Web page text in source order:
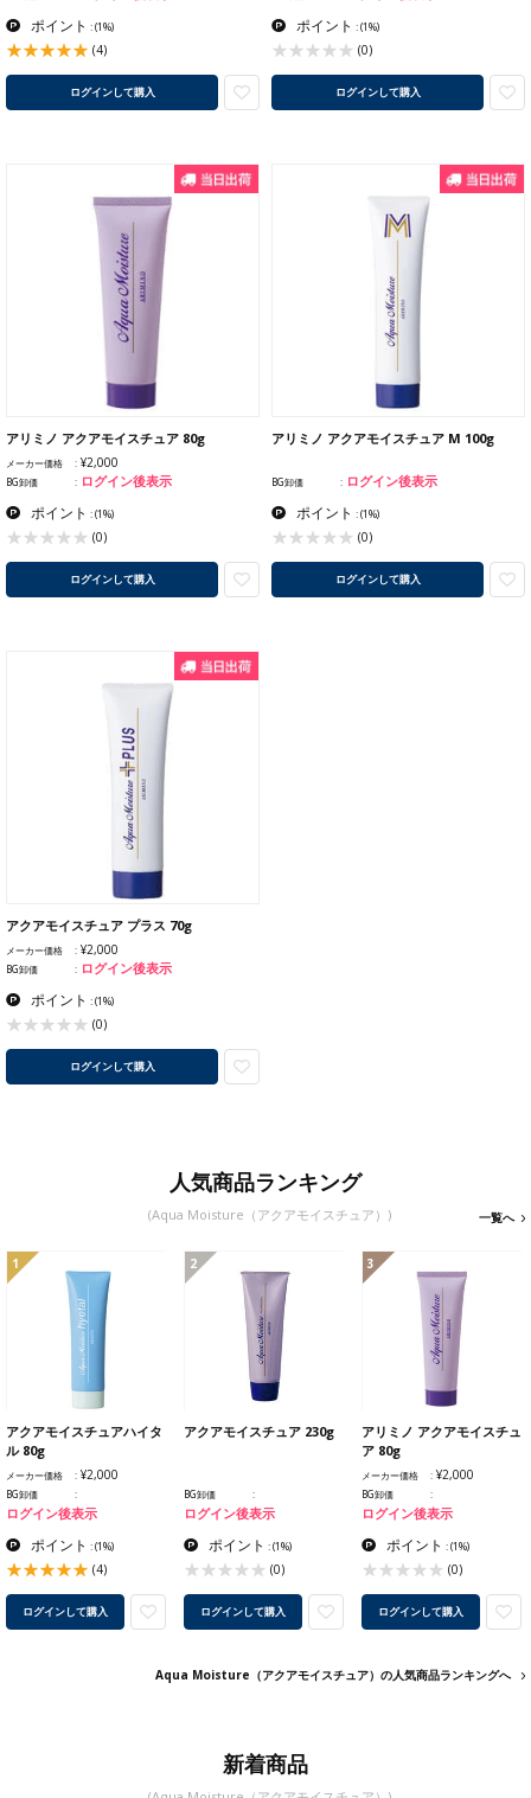
ポイント :(1%)
(4)
ログインして購入
ポイント :(1%)
(0)
ログインして購入
アリミノ アクアモイスチュア 80g
メーカー価格 ¥2,000
BG卸価 ログイン後表示
ポイント :(1%)
(0)
ログインして購入
アリミノ アクアモイスチュア M 100g
BG卸価 ログイン後表示
ポイント :(1%)
(0)
ログインして購入
アクアモイスチュア プラス 70g
メーカー価格 ¥2,000
BG卸価 ログイン後表示
ポイント :(1%)
(0)
ログインして購入
人気商品ランキング
(Aqua Moisture（アクアモイスチュア）) 一覧へ
1
アクアモイスチュアハイタ
ル 80g
メーカー価格 ¥2,000
BG卸価
ログイン後表示
ポイント :(1%)
(4)
ログインして購入
2
アクアモイスチュア 230g
BG卸価
ログイン後表示
ポイント :(1%)
(0)
ログインして購入
3
アリミノ アクアモイスチュ
ア 80g
メーカー価格 ¥2,000
BG卸価
ログイン後表示
ポイント :(1%)
(0)
ログインして購入
Aqua Moisture（アクアモイスチュア）の人気商品ランキングへ
新着商品